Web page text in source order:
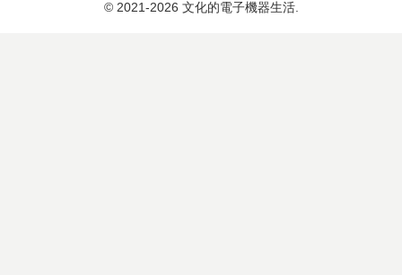
© 2021-2026 文化的電子機器生活.